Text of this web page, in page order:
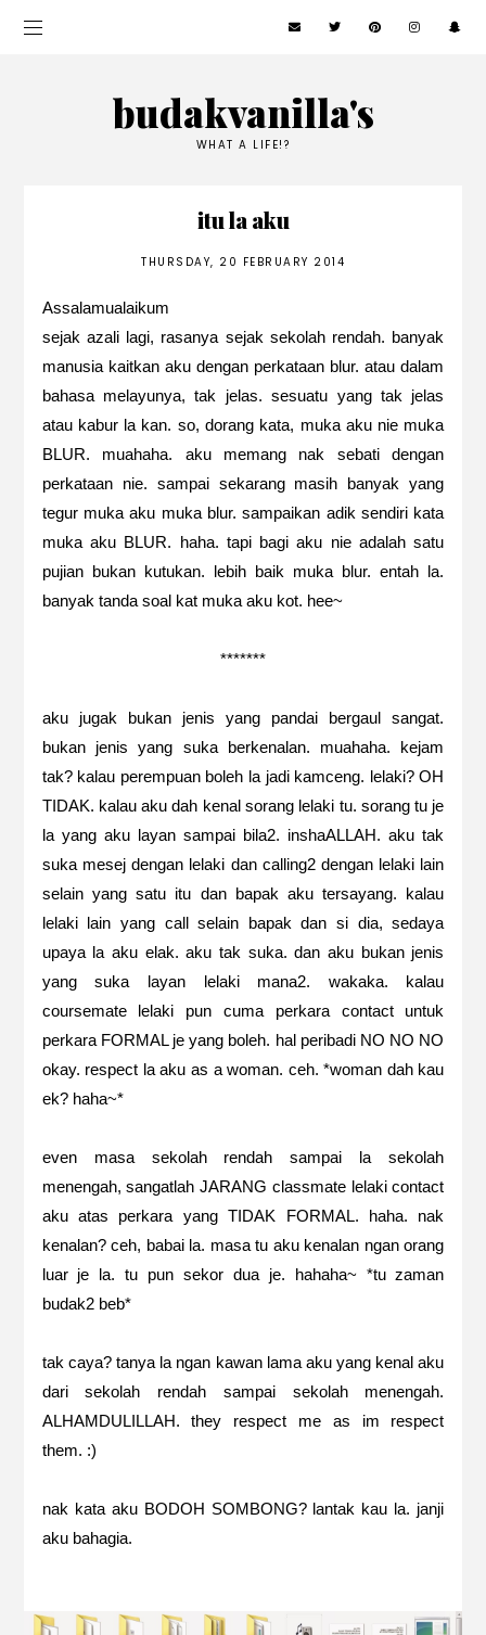
budakvanilla's
WHAT A LIFE!?
itu la aku
THURSDAY, 20 FEBRUARY 2014
Assalamualaikum
sejak azali lagi, rasanya sejak sekolah rendah. banyak
manusia kaitkan aku dengan perkataan blur. atau dalam
bahasa melayunya, tak jelas. sesuatu yang tak jelas
atau kabur la kan. so, dorang kata, muka aku nie muka
BLUR. muahaha. aku memang nak sebati dengan
perkataan nie. sampai sekarang masih banyak yang
tegur muka aku muka blur. sampaikan adik sendiri kata
muka aku BLUR. haha. tapi bagi aku nie adalah satu
pujian bukan kutukan. lebih baik muka blur. entah la.
banyak tanda soal kat muka aku kot. hee~
*******
aku jugak bukan jenis yang pandai bergaul sangat.
bukan jenis yang suka berkenalan. muahaha. kejam
tak? kalau perempuan boleh la jadi kamceng. lelaki? OH
TIDAK. kalau aku dah kenal sorang lelaki tu. sorang tu je
la yang aku layan sampai bila2. inshaALLAH. aku tak
suka mesej dengan lelaki dan calling2 dengan lelaki lain
selain yang satu itu dan bapak aku tersayang. kalau
lelaki lain yang call selain bapak dan si dia, sedaya
upaya la aku elak. aku tak suka. dan aku bukan jenis
yang suka layan lelaki mana2. wakaka. kalau
coursemate lelaki pun cuma perkara contact untuk
perkara FORMAL je yang boleh. hal peribadi NO NO NO
okay. respect la aku as a woman. ceh. *woman dah kau
ek? haha~*
even masa sekolah rendah sampai la sekolah
menengah, sangatlah JARANG classmate lelaki contact
aku atas perkara yang TIDAK FORMAL. haha. nak
kenalan? ceh, babai la. masa tu aku kenalan ngan orang
luar je la. tu pun sekor dua je. hahaha~ *tu zaman
budak2 beb*
tak caya? tanya la ngan kawan lama aku yang kenal aku
dari sekolah rendah sampai sekolah menengah.
ALHAMDULILLAH. they respect me as im respect
them. :)
nak kata aku BODOH SOMBONG? lantak kau la. janji
aku bahagia.